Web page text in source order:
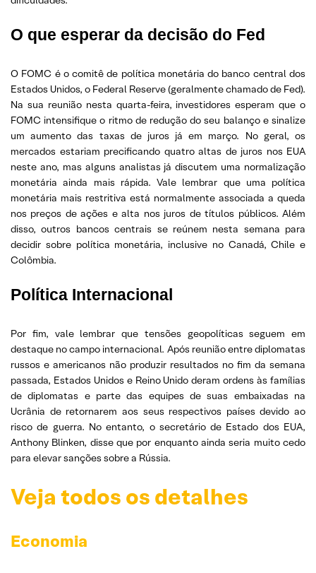
O que esperar da decisão do Fed
O FOMC é o comitê de política monetária do banco central dos
Estados Unidos, o Federal Reserve (geralmente chamado de Fed).
Na sua reunião nesta quarta-feira, investidores esperam que o
FOMC intensifique o ritmo de redução do seu balanço e sinalize
um aumento das taxas de juros já em março. No geral, os
mercados estariam precificando quatro altas de juros nos EUA
neste ano, mas alguns analistas já discutem uma normalização
monetária ainda mais rápida. Vale lembrar que uma política
monetária mais restritiva está normalmente associada a queda
nos preços de ações e alta nos juros de títulos públicos. Além
disso, outros bancos centrais se reúnem nesta semana para
decidir sobre política monetária, inclusive no Canadá, Chile e
Colômbia.
Política Internacional
Por fim, vale lembrar que tensões geopolíticas seguem em
destaque no campo internacional. Após reunião entre diplomatas
russos e americanos não produzir resultados no fim da semana
passada, Estados Unidos e Reino Unido deram ordens às famílias
de diplomatas e parte das equipes de suas embaixadas na
Ucrânia de retornarem aos seus respectivos países devido ao
risco de guerra. No entanto, o secretário de Estado dos EUA,
Anthony Blinken, disse que por enquanto ainda seria muito cedo
para elevar sanções sobre a Rússia.
Veja todos os detalhes
Economia